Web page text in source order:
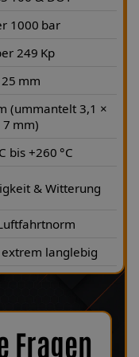
1000 bar
249 Kp
25 mm
(ummantelt 3,1 ×
7 mm)
bis +260 °C
& Witterung
langlebig
Fragen